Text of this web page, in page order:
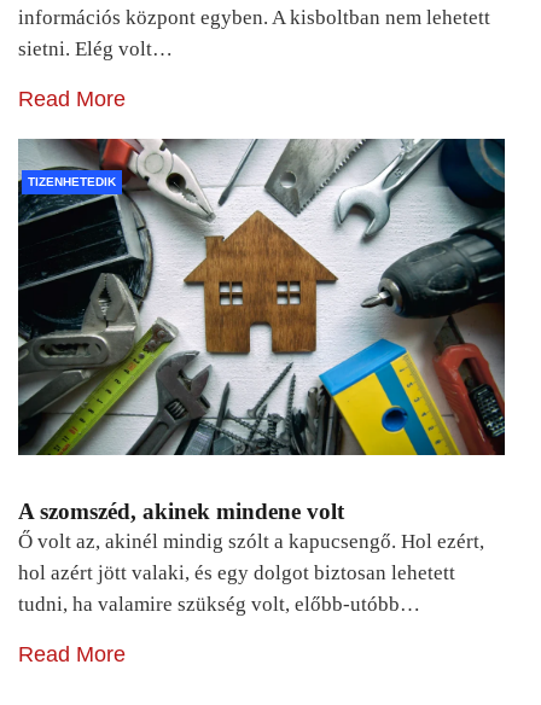
információs központ egyben. A kisboltban nem lehetett
sietni. Elég volt…
Read More
TIZENHETEDIK
A szomszéd, akinek mindene volt
Ő volt az, akinél mindig szólt a kapucsengő. Hol ezért,
hol azért jött valaki, és egy dolgot biztosan lehetett
tudni, ha valamire szükség volt, előbb-utóbb…
Read More